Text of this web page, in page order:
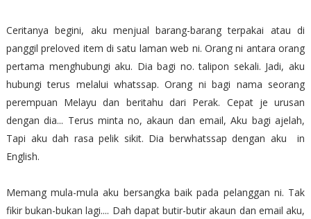
Ceritanya begini, aku menjual barang-barang terpakai atau di
panggil preloved item di satu laman web ni. Orang ni antara orang
pertama menghubungi aku. Dia bagi no. talipon sekali. Jadi, aku
hubungi terus melalui whatssap. Orang ni bagi nama seorang
perempuan Melayu dan beritahu dari Perak. Cepat je urusan
dengan dia... Terus minta no, akaun dan email, Aku bagi ajelah,
Tapi aku dah rasa pelik sikit. Dia berwhatssap dengan aku in
English.
Memang mula-mula aku bersangka baik pada pelanggan ni. Tak
fikir bukan-bukan lagi.... Dah dapat butir-butir akaun dan email aku,